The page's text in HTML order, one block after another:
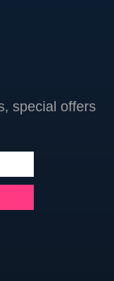
special offers